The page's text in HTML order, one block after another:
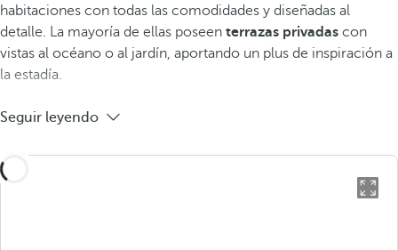
habitaciones con todas las comodidades y diseñadas al
detalle. La mayoría de ellas poseen terrazas privadas con
vistas al océano o al jardín, aportando un plus de inspiración a
la estadía.
Seguir leyendo